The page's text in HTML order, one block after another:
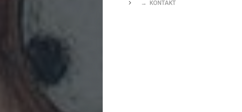
→ KONTAKT